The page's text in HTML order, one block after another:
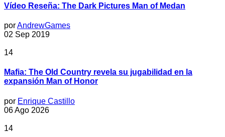
Vídeo Reseña: The Dark Pictures Man of Medan
porAndrewGames
02 Sep 2019
14
Mafia: The Old Country revela su jugabilidad en la
expansión Man of Honor
por Enrique Castillo
06 Ago 2026
14